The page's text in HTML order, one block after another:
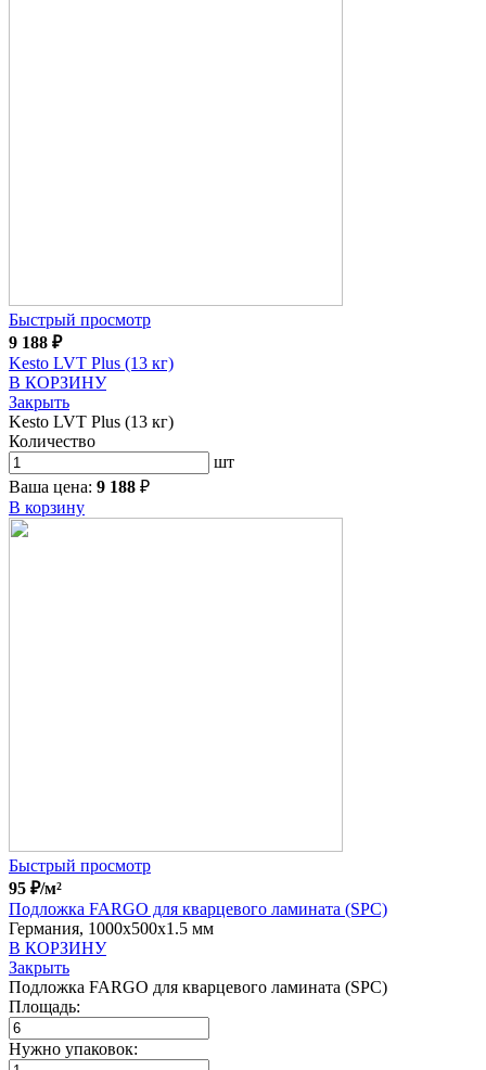
Быстрый просмотр
9 188 ₽
Kesto LVT Plus (13 кг)
В КОРЗИНУ
Закрыть
Kesto LVT Plus (13 кг)
Количество
шт
Ваша цена: 9 188 ₽
В корзину
Быстрый просмотр
95 ₽/м²
Подложка FARGO для кварцевого ламината (SPC)
Германия, 1000x500x1.5 мм
В КОРЗИНУ
Закрыть
Подложка FARGO для кварцевого ламината (SPC)
Площадь:
Нужно упаковок: